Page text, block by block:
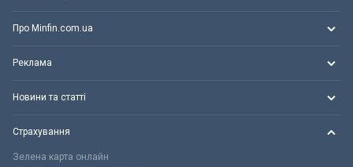
Про Minfin.com.ua
Реклама
Новини та статті
Страхування
Зелена карта онлайн